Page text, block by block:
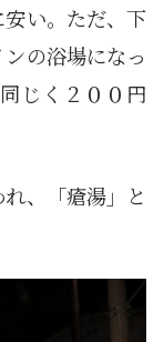
い。ただ、下
の浴場になっ
じく２００円
、「瘡湯」と